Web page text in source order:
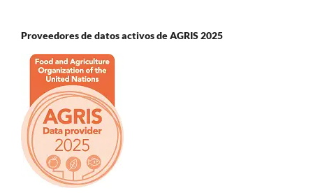
Proveedores de datos activos de AGRIS 2025